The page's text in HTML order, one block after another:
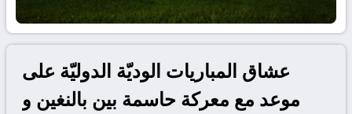
عشاق المباريات الوديّة الدوليّة على
موعد مع معركة حاسمة بين بالنغين و